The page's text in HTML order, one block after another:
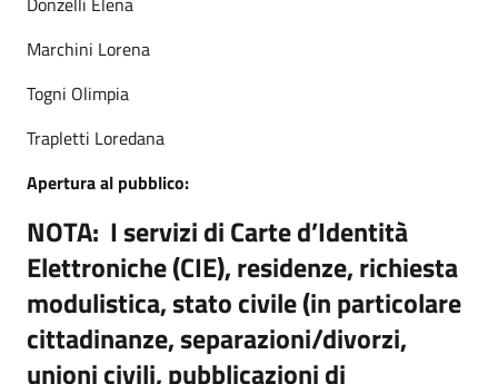
Marchini Lorena
Togni Olimpia
Trapletti Loredana
Apertura al pubblico:
NOTA: I servizi di Carte d’Identità
Elettroniche (CIE), residenze, richiesta
modulistica, stato civile (in particolare
cittadinanze, separazioni/divorzi,
unioni civili, pubblicazioni di